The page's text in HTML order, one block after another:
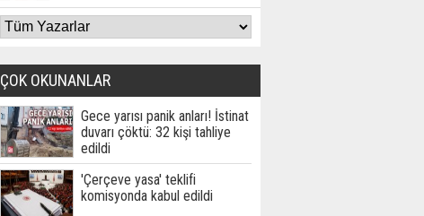
ÇOK OKUNANLAR
Gece yarısı panik anları! İstinat
duvarı çöktü: 32 kişi tahliye
edildi
'Çerçeve yasa' teklifi
komisyonda kabul edildi